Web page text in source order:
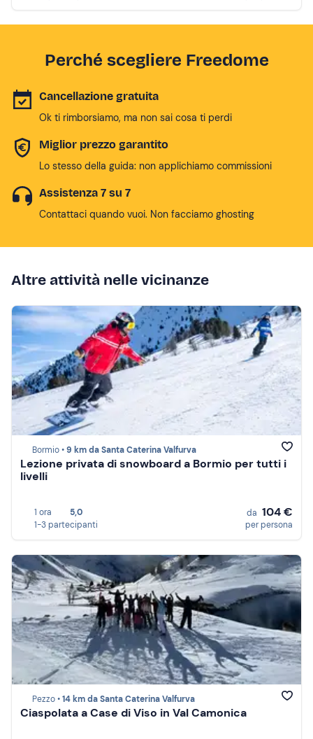
Perché scegliere Freedome
Cancellazione gratuita
Ok ti rimborsiamo, ma non sai cosa ti perdi
Miglior prezzo garantito
Lo stesso della guida: non applichiamo commissioni
Assistenza 7 su 7
Contattaci quando vuoi. Non facciamo ghosting
Altre attività nelle vicinanze
Bormio •9 km da Santa Caterina Valfurva
Lezione privata di snowboard a Bormio per tutti i
livelli
1 ora
5,0
1-3 partecipanti
da 104 €
per persona
Pezzo •14 km da Santa Caterina Valfurva
Ciaspolata a Case di Viso in Val Camonica